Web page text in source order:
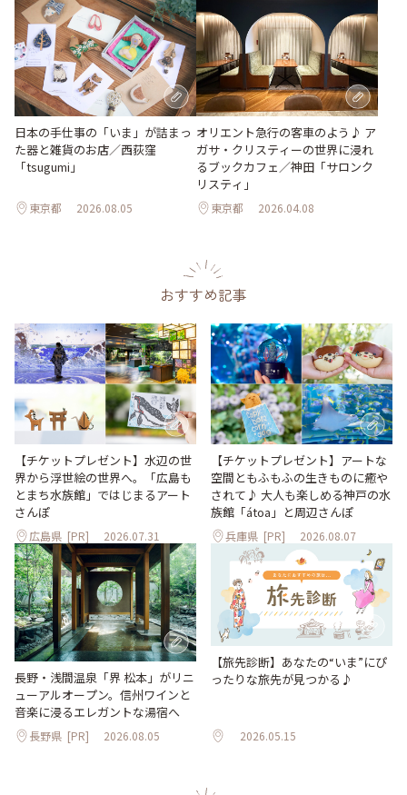
日本の手仕事の「いま」が詰まっ
た器と雑貨のお店／西荻窪
「tsugumi」
東京都 2026.08.05
オリエント急行の客車のよう♪ ア
ガサ・クリスティーの世界に浸れ
るブックカフェ／神田「サロンク
リスティ」
東京都 2026.04.08
おすすめ記事
【チケットプレゼント】水辺の世
界から浮世絵の世界へ。「広島も
とまち水族館」ではじまるアート
さんぽ
広島県 [PR] 2026.07.31
【チケットプレゼント】アートな
空間ともふもふの生きものに癒や
されて♪ 大人も楽しめる神戸の水
族館「átoa」と周辺さんぽ
兵庫県 [PR] 2026.08.07
長野・浅間温泉「界 松本」がリニ
ューアルオープン。信州ワインと
音楽に浸るエレガントな湯宿へ
長野県 [PR] 2026.08.05
【旅先診断】あなたの“いま”にぴ
ったりな旅先が見つかる♪
2026.05.15